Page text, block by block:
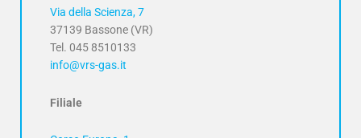
Via della Scienza, 7
37139 Bassone (VR)
Tel. 045 8510133
info@vrs-gas.it
Filiale